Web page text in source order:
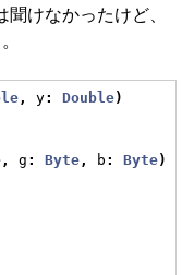
けなかったけど、
, y: Double)
, g : Byte, b : Byte)